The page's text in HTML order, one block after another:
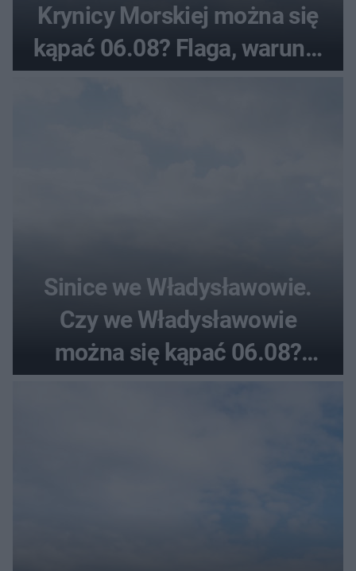
Krynicy Morskiej można się
kąpać 06.08? Flaga, warunki
pogodowe
Sinice we Władysławowie.
Czy we Władysławowie
można się kąpać 06.08?
Flaga, warunki pogodowe